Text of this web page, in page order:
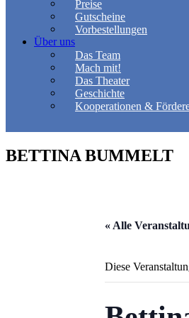
Preise
Gutscheine
Vorbestellungen
Über uns
Das Team
Mach mit!
Das Theater
Geschichte
Kooperationen &
BETTINA BUMMELT
« Alle
Diese